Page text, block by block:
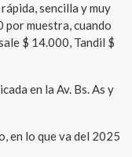
sencilla y muy
por muestra, cuando
$ 14.000, Tandil $
en la Av. Bs. As y
en lo que va del 2025